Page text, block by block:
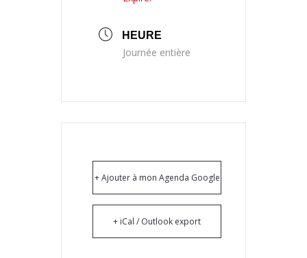
HEURE
Journée entière
+ Ajouter à mon Agenda Google
+ iCal / Outlook export